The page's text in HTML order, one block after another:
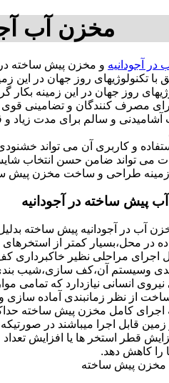
مخزن آب
آجودانیه و مخزن پیش ساخته
با تکنولوژیهای روز جهان در
روز جهان در این زمینه
مصرف کنندگان و تضامینی قوی
و کاربری آن می تواند
می تواند ضامن حسن انتخاب
طراحی و ساخت مخزن پیش
پیش ساخته در آجودانیه
آب در آجودانیه پیش ساخته
در محل،بسیار کمتر از استخرهای
اجرای مراحلی نظیر خاکبرداری
وسیستم آن،کف سازی،شیب
نیروی انسانی نیازدارد که تمامی
قابل اجرا میباشند در
قطر استخر ها یا افزایش
را کاهش دهد.
مخزن پیش ساخته